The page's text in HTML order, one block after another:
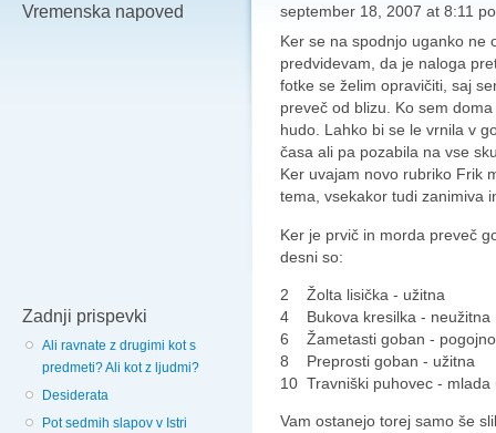
Vremenska napoved
Zadnji prispevki
Ali ravnate z drugimi kot s
predmeti? Ali kot z ljudmi?
Desiderata
Pot sedmih slapov v Istri
september 18, 2007 at 8:11
Ker se na spodnjo uganko ne
predvidevam, da je naloga
fotke se želim opravičiti, saj
preveč od blizu. Ko sem
hudo. Lahko bi se le vrnila v
časa ali pa pozabila na vse
Ker uvajam novo rubriko Frik
tema, vsekakor tudi zanimiva
Ker je prvič in morda preveč
desni so:
2 Žolta lisička - užitna
4 Bukova kresilka - neužitna
6 Žametasti goban -
8 Preprosti goban - užitna
10 Travniški puhovec - mlada
Vam ostanejo torej samo še